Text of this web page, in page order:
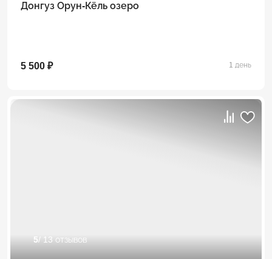
Донгуз Орун-Кёль озеро
5 500 ₽ 1 день
5/ 13 отзывов